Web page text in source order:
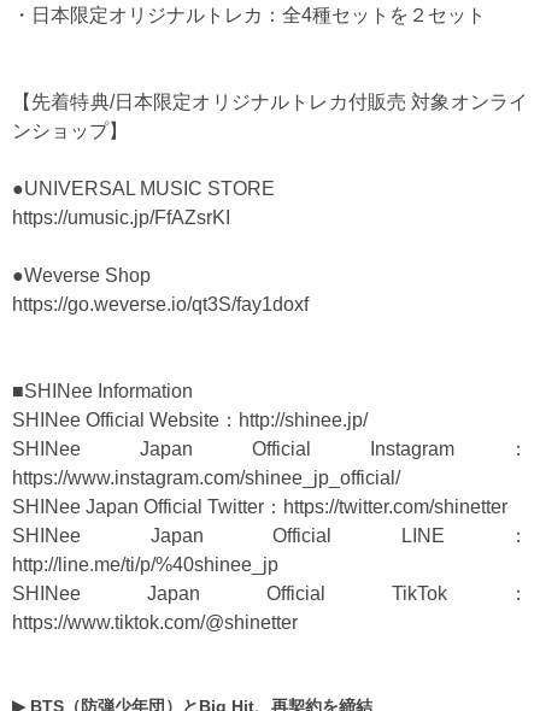
・日本限定オリジナルトレカ：全4種セットを２セット
【先着特典/日本限定オリジナルトレカ付販売 対象オンライ
ンショップ】
●UNIVERSAL MUSIC STORE
https://umusic.jp/FfAZsrKI
●Weverse Shop
https://go.weverse.io/qt3S/fay1doxf
■SHINee Information
SHINee Official Website： http://shinee.jp/
SHINee Japan Official Instagram：
https://www.instagram.com/shinee_jp_official/
SHINee Japan Official Twitter： https://twitter.com/shinetter
SHINee Japan Official LINE：
http://line.me/ti/p/%40shinee_jp
SHINee Japan Official TikTok：
https://www.tiktok.com/@shinetter
▶ BTS（防弾少年団）とBig Hit、再契約を締結